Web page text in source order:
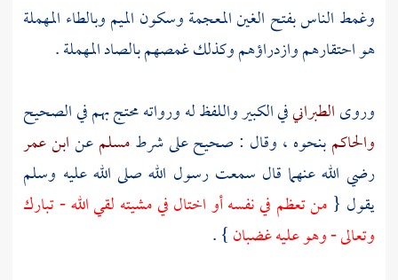
وغمط الناس بفتح الغين المعجمة وسكون الميم وبالطاء المهملة
هو احتقارهم وازدراؤهم وكذلك غمصهم بالصاد المهملة .
وروىالطبرانيفي الكبير واللفظ له ورواته محتج بهم في الصحيح
والحاكمبنحوه ، وقال : صحيح على شرطمسلمعنابن عمر
رضي الله عنهما قال سمعت رسول الله صلى الله عليه وسلم
يقول { من تعظم في نفسه أو اختال في مشيته لقي الله - تبارك
وتعالى - وهو عليه غضبان} .